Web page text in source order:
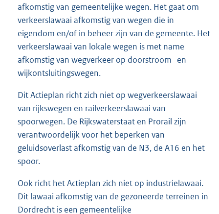
afkomstig van gemeentelijke wegen. Het gaat om
verkeerslawaai afkomstig van wegen die in
eigendom en/of in beheer zijn van de gemeente. Het
verkeerslawaai van lokale wegen is met name
afkomstig van wegverkeer op doorstroom- en
wijkontsluitingswegen.
Dit Actieplan richt zich niet op wegverkeerslawaai
van rijkswegen en railverkeerslawaai van
spoorwegen. De Rijkswaterstaat en Prorail zijn
verantwoordelijk voor het beperken van
geluidsoverlast afkomstig van de N3, de A16 en het
spoor.
Ook richt het Actieplan zich niet op industrielawaai.
Dit lawaai afkomstig van de gezoneerde terreinen in
Dordrecht is een gemeentelijke